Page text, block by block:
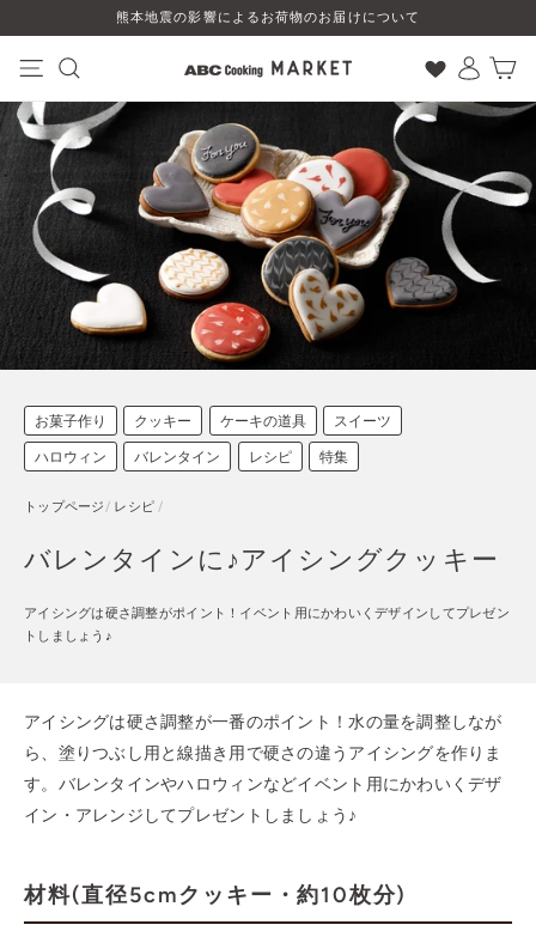
ン
ツ
ッ
プ
す
る
熊本地震の影響によるお荷物のお届けについて
お菓子作り クッキー ケーキの道具 スイーツ
ハロウィン バレンタイン レシピ 特集
トップページ / レシピ /
バレンタインに♪アイシングクッキー
アイシングは硬さ調整がポイント！イベント用にかわいくデザインしてプレゼン
トしましょう♪
アイシングは硬さ調整が一番のポイント！水の量を調整しなが
ら、塗りつぶし用と線描き用で硬さの違うアイシングを作りま
す。バレンタインやハロウィンなどイベント用にかわいくデザ
イン・アレンジしてプレゼントしましょう♪
材料(直径5cmクッキー・約10枚分)